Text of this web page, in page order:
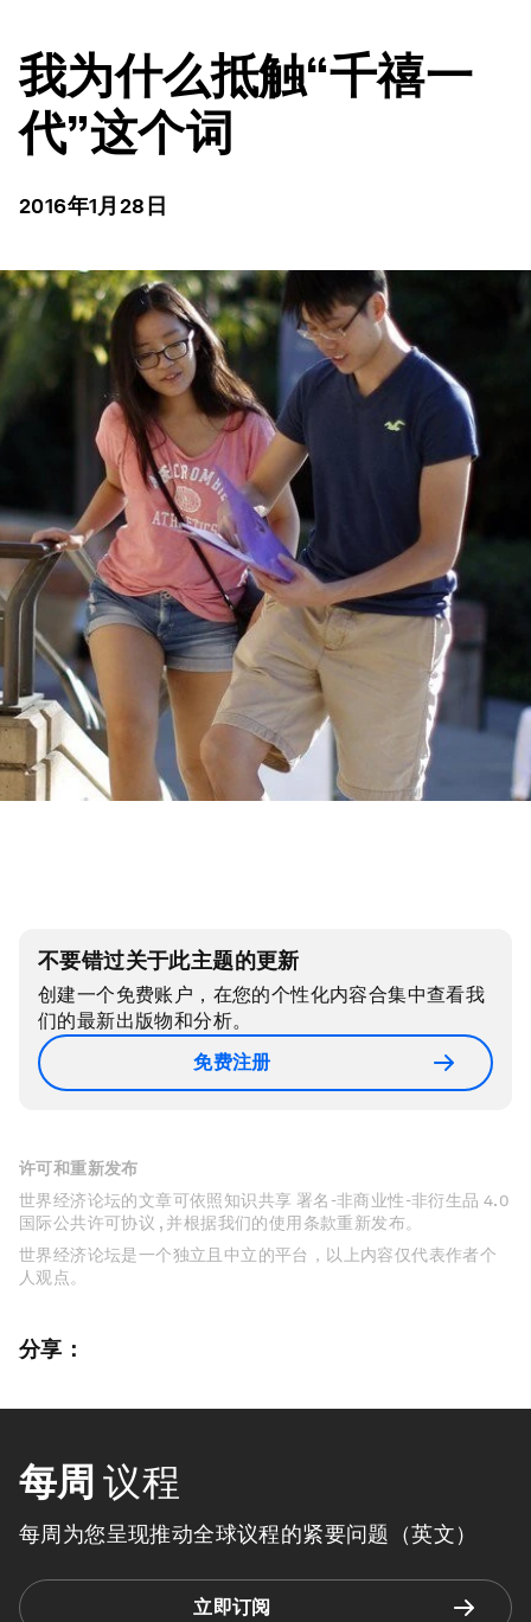
我为什么抵触“千禧一
代”这个词
2016年1月28日
不要错过关于此主题的更新
创建一个免费账户，在您的个性化内容合集中查看我
们的最新出版物和分析。
免费注册
许可和重新发布
世界经济论坛的文章可依照知识共享 署名-非商业性-非衍生品 4.0
国际公共许可协议 , 并根据我们的使用条款重新发布。
世界经济论坛是一个独立且中立的平台，以上内容仅代表作者个
人观点。
分享：
每周 议程
每周为您呈现推动全球议程的紧要问题（英文）
立即订阅